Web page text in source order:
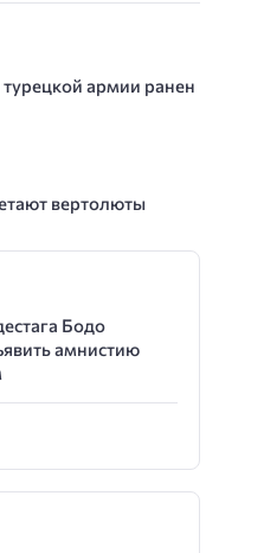
турецкой армии ранен
вертолюты
Бодо
амнистию